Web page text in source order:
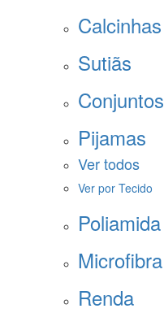
Calcinhas
Sutiãs
Conjuntos
Pijamas
Ver todos
Ver por Tecido
Poliamida
Microfibra
Renda